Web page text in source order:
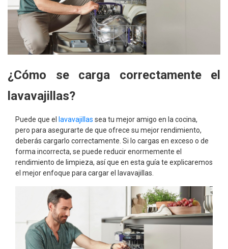
¿Cómo se carga correctamente el
lavavajillas?
Puede que el lavavajillas sea tu mejor amigo en la cocina,
pero para asegurarte de que ofrece su mejor rendimiento,
deberás cargarlo correctamente. Si lo cargas en exceso o de
forma incorrecta, se puede reducir enormemente el
rendimiento de limpieza, así que en esta guía te explicaremos
el mejor enfoque para cargar el lavavajillas.